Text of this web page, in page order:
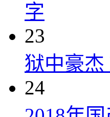
字
23
狱中豪杰
24